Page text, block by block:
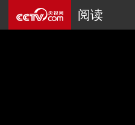
阅读